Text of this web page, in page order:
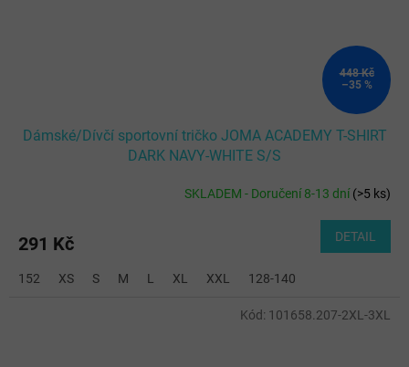
448 Kč
–35 %
Dámské/Dívčí sportovní tričko JOMA ACADEMY T-SHIRT
DARK NAVY-WHITE S/S
SKLADEM - Doručení 8-13 dní(>5 ks)
291 Kč DETAIL
152 XS S M L XL XXL 128-140
Kód: 101658.207-2XL-3XL